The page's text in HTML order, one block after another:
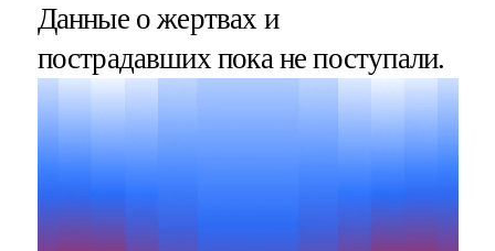
Данные о жертвах и
пострадавших пока не поступали.